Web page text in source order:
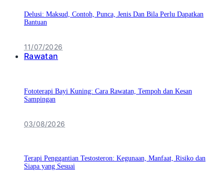
Delusi: Maksud, Contoh, Punca, Jenis Dan Bila Perlu Dapatkan
Bantuan
11/07/2026
Rawatan
Fototerapi Bayi Kuning: Cara Rawatan, Tempoh dan Kesan
Sampingan
03/08/2026
Terapi Penggantian Testosteron: Kegunaan, Manfaat, Risiko dan
Siapa yang Sesuai